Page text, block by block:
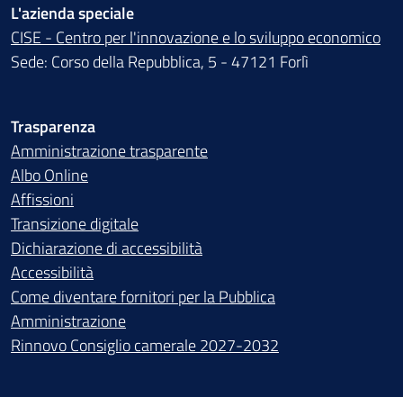
L'azienda speciale
CISE - Centro per l'innovazione e lo sviluppo economico
Sede: Corso della Repubblica, 5 - 47121 Forlì
Trasparenza
Amministrazione trasparente
Albo Online
Affissioni
Transizione digitale
Dichiarazione di accessibilità
Accessibilità
Come diventare fornitori per la Pubblica
Amministrazione
Rinnovo Consiglio camerale 2027-2032